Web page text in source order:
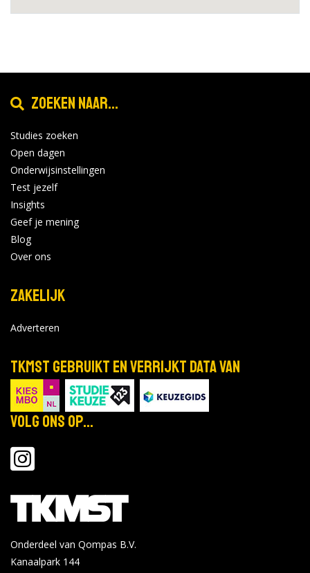
Zoeken naar...
Studies zoeken
Open dagen
Onderwijsinstellingen
Test jezelf
Insights
Geef je mening
Blog
Over ons
Zakelijk
Adverteren
TKMST gebruikt en verrijkt data van
Volg ons op...
Onderdeel van Qompas B.V.
Kanaalpark 144